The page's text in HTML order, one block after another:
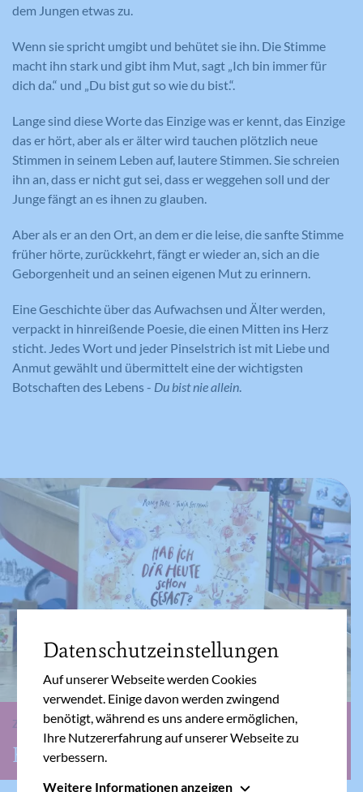
dem Jungen etwas zu.
Wenn sie spricht umgibt und behütet sie ihn. Die Stimme
macht ihn stark und gibt ihm Mut, sagt „Ich bin immer für
dich da.“ und „Du bist gut so wie du bist.“.
Lange sind diese Worte das Einzige was er kennt, das Einzige
das er hört, aber als er älter wird tauchen plötzlich neue
Stimmen in seinem Leben auf, lautere Stimmen. Sie schreien
ihn an, dass er nicht gut sei, dass er weggehen soll und der
Junge fängt an es ihnen zu glauben.
Aber als er an den Ort, an dem er die leise, die sanfte Stimme
früher hörte, zurückkehrt, fängt er wieder an, sich an die
Geborgenheit und an seinen eigenen Mut zu erinnern.
Eine Geschichte über das Aufwachsen und Älter werden,
verpackt in hinreißende Poesie, die einen Mitten ins Herz
sticht. Jedes Wort und jeder Pinselstrich ist mit Liebe und
Anmut gewählt und übermittelt eine der wichtigsten
Botschaften des Lebens - Du bist nie allein.
ZUM BUCH
Hab ich dir heute schon gesagt?
Datenschutzeinstellungen
Auf unserer Webseite werden Cookies
verwendet. Einige davon werden zwingend
benötigt, während es uns andere ermöglichen,
Ihre Nutzererfahrung auf unserer Webseite zu
verbessern.
Weitere Informationen anzeigen